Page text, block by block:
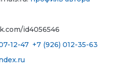
id4056546
12-47 +7 (926) 012-35-63